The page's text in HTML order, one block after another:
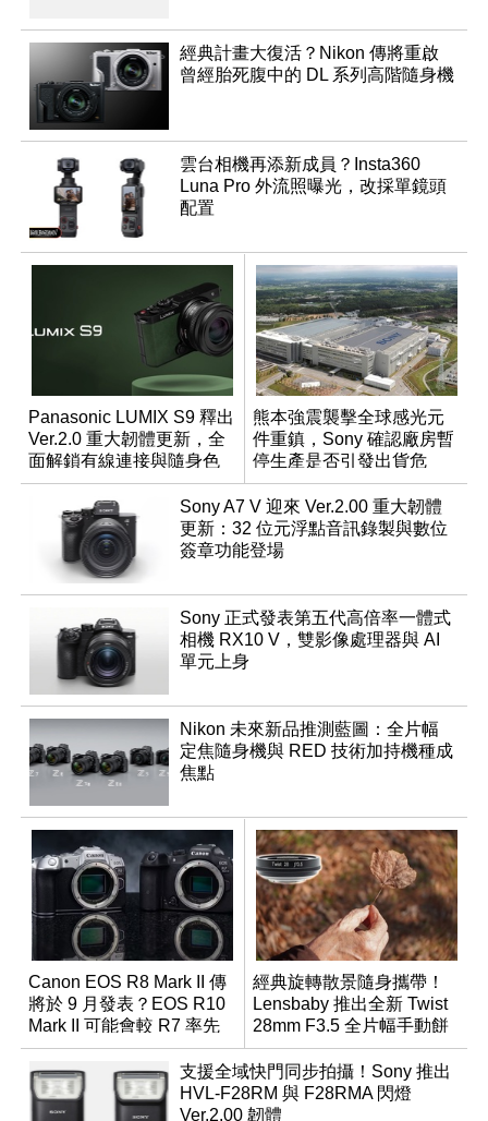
經典計畫大復活？Nikon 傳將重啟
曾經胎死腹中的 DL 系列高階隨身機
雲台相機再添新成員？Insta360
Luna Pro 外流照曝光，改採單鏡頭
配置
Panasonic LUMIX S9 釋出
Ver.2.0 重大韌體更新，全
面解鎖有線連接與隨身色
調編輯
熊本強震襲擊全球感光元
件重鎮，Sony 確認廠房暫
停生產是否引發出貨危
機？
Sony A7 V 迎來 Ver.2.00 重大韌體
更新：32 位元浮點音訊錄製與數位
簽章功能登場
Sony 正式發表第五代高倍率一體式
相機 RX10 V，雙影像處理器與 AI
單元上身
Nikon 未來新品推測藍圖：全片幅
定焦隨身機與 RED 技術加持機種成
焦點
Canon EOS R8 Mark II 傳
將於 9 月發表？EOS R10
Mark II 可能會較 R7 率先
推出
經典旋轉散景隨身攜帶！
Lensbaby 推出全新 Twist
28mm F3.5 全片幅手動餅
乾鏡
支援全域快門同步拍攝！Sony 推出
HVL-F28RM 與 F28RMA 閃燈
Ver.2.00 韌體